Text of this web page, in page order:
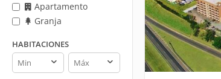
Apartamento
Granja
HABITACIONES
Habitaciones
min
Habitaciones
max